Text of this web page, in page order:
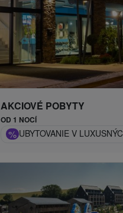
AKCIOVÉ POBYTY
OD 1 NOCÍ
% UBYTOVANIE V